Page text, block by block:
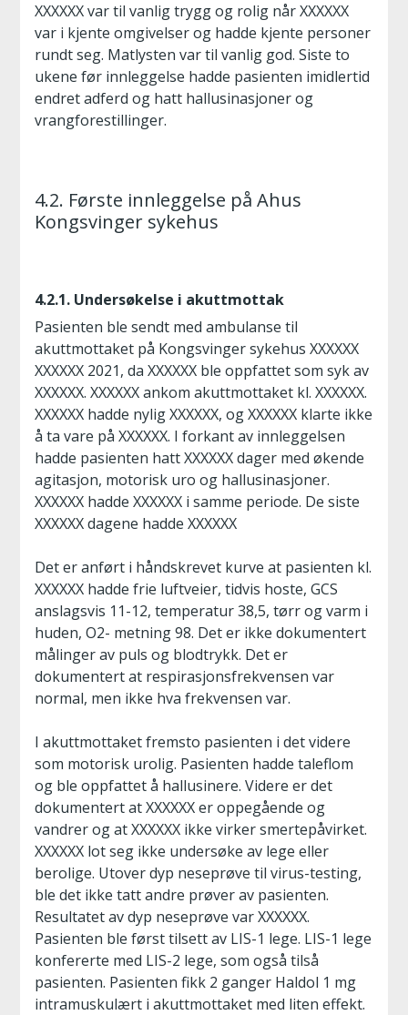
XXXXXX var til vanlig trygg og rolig når XXXXXX
var i kjente omgivelser og hadde kjente personer
rundt seg. Matlysten var til vanlig god. Siste to
ukene før innleggelse hadde pasienten imidlertid
endret adferd og hatt hallusinasjoner og
vrangforestillinger.
4.2. Første innleggelse på Ahus
Kongsvinger sykehus
4.2.1. Undersøkelse i akuttmottak
Pasienten ble sendt med ambulanse til
akuttmottaket på Kongsvinger sykehus XXXXXX
XXXXXX 2021, da XXXXXX ble oppfattet som syk av
XXXXXX. XXXXXX ankom akuttmottaket kl. XXXXXX.
XXXXXX hadde nylig XXXXXX, og XXXXXX klarte ikke
å ta vare på XXXXXX. I forkant av innleggelsen
hadde pasienten hatt XXXXXX dager med økende
agitasjon, motorisk uro og hallusinasjoner.
XXXXXX hadde XXXXXX i samme periode. De siste
XXXXXX dagene hadde XXXXXX
Det er anført i håndskrevet kurve at pasienten kl.
XXXXXX hadde frie luftveier, tidvis hoste, GCS
anslagsvis 11-12, temperatur 38,5, tørr og varm i
huden, O2- metning 98. Det er ikke dokumentert
målinger av puls og blodtrykk. Det er
dokumentert at respirasjonsfrekvensen var
normal, men ikke hva frekvensen var.
I akuttmottaket fremsto pasienten i det videre
som motorisk urolig. Pasienten hadde taleflom
og ble oppfattet å hallusinere. Videre er det
dokumentert at XXXXXX er oppegående og
vandrer og at XXXXXX ikke virker smertepåvirket.
XXXXXX lot seg ikke undersøke av lege eller
berolige. Utover dyp neseprøve til virus-testing,
ble det ikke tatt andre prøver av pasienten.
Resultatet av dyp neseprøve var XXXXXX.
Pasienten ble først tilsett av LIS-1 lege. LIS-1 lege
konfererte med LIS-2 lege, som også tilså
pasienten. Pasienten fikk 2 ganger Haldol 1 mg
intramuskulært i akuttmottaket med liten effekt.